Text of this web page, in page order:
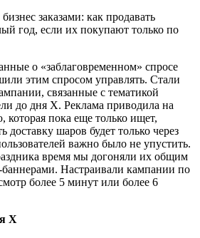
о «заблаговременном» спросе
этим спросом управлять. Стали
связанные с тематикой
до дня Х. Реклама приводила на
которая пока еще только ищет,
доставку шаров будет только через
важно было не упустить.
время мы догоняли их общим
баннерами. Настраивали кампании по
более 5 минут или более 6
Х